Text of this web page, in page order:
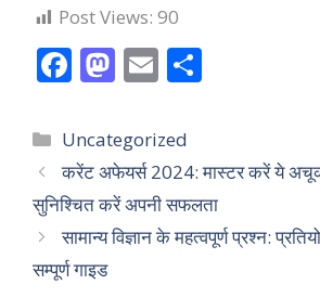
Post Views: 90
F
e
b
o
o
k
M
to
d
o
n
E
ai
l e
Categories
Uncategorized
करेंट अफेयर्स 2024: मास्टर करें ये
सुनिश्चित करें अपनी सफलता
सामान्य विज्ञान के महत्वपूर्ण प्रश्न:
सम्पूर्ण गाइड